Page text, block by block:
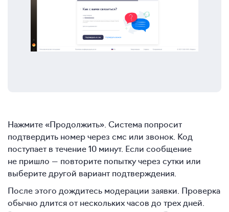
Нажмите «Продолжить». Система попросит
подтвердить номер через смс или звонок. Код
поступает в течение 10 минут. Если сообщение
не пришло — повторите попытку через сутки или
выберите другой вариант подтверждения.
После этого дождитесь модерации заявки. Проверка
обычно длится от нескольких часов до трех дней.